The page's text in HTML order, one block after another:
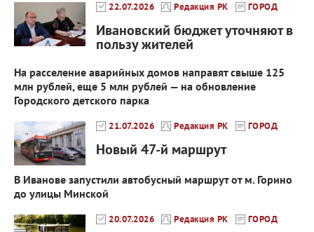
22.07.2026 Редакция РК ГОРОД
Ивановский бюджет уточняют в
пользу жителей
На расселение аварийных домов направят свыше 125
млн рублей, еще 5 млн рублей — на обновление
Городского детского парка
21.07.2026 Редакция РК ГОРОД
Новый 47-й маршрут
В Иванове запустили автобусный маршрут от м. Горино
до улицы Минской
20.07.2026 Редакция РК ГОРОД